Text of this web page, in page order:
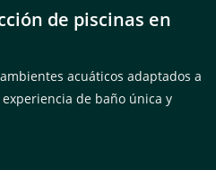
de piscinas en
acuáticos adaptados a
de baño única y